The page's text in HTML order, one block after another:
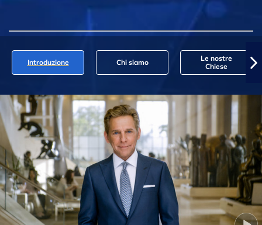
Introduzione Chi siamo
Le nostre
Chiese